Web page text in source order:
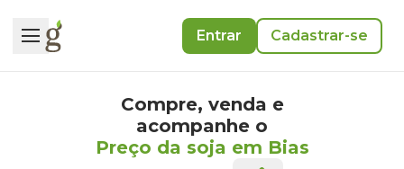
Entrar Cadastrar-se
Compre, venda e
acompanhe o
Preço da soja em Bias